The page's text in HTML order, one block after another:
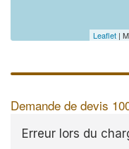
Leaflet |
Demande de devis
Erreur lors du